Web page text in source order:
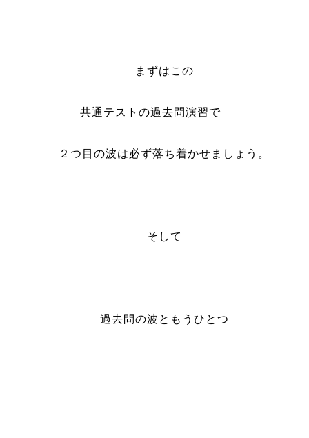
まずはこの
共通テストの過去問演習で
２つ目の波は必ず落ち着かせましょう。
そして
過去問の波ともうひとつ